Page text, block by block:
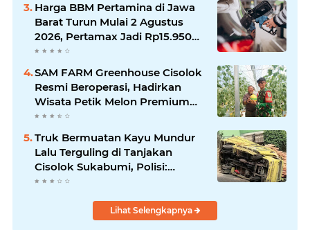
Harga BBM Pertamina di Jawa
Barat Turun Mulai 2 Agustus
2026, Pertamax Jadi Rp15.950
per Liter, Cek Daftar Harga
SAM FARM Greenhouse Cisolok
Resmi Beroperasi, Hadirkan
Wisata Petik Melon Premium
dan Edukasi Pertanian Modern
di Sukabumi
Truk Bermuatan Kayu Mundur
Lalu Terguling di Tanjakan
Cisolok Sukabumi, Polisi:
Diduga Tak Kuat Menanjak
Lihat Selengkapnya